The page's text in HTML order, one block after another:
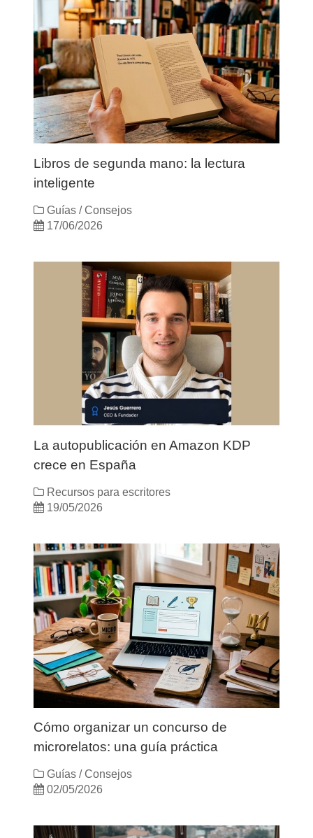
Libros de segunda mano: la lectura
inteligente
Guías / Consejos
17/06/2026
La autopublicación en Amazon KDP
crece en España
Recursos para escritores
19/05/2026
Cómo organizar un concurso de
microrelatos: una guía práctica
Guías / Consejos
02/05/2026